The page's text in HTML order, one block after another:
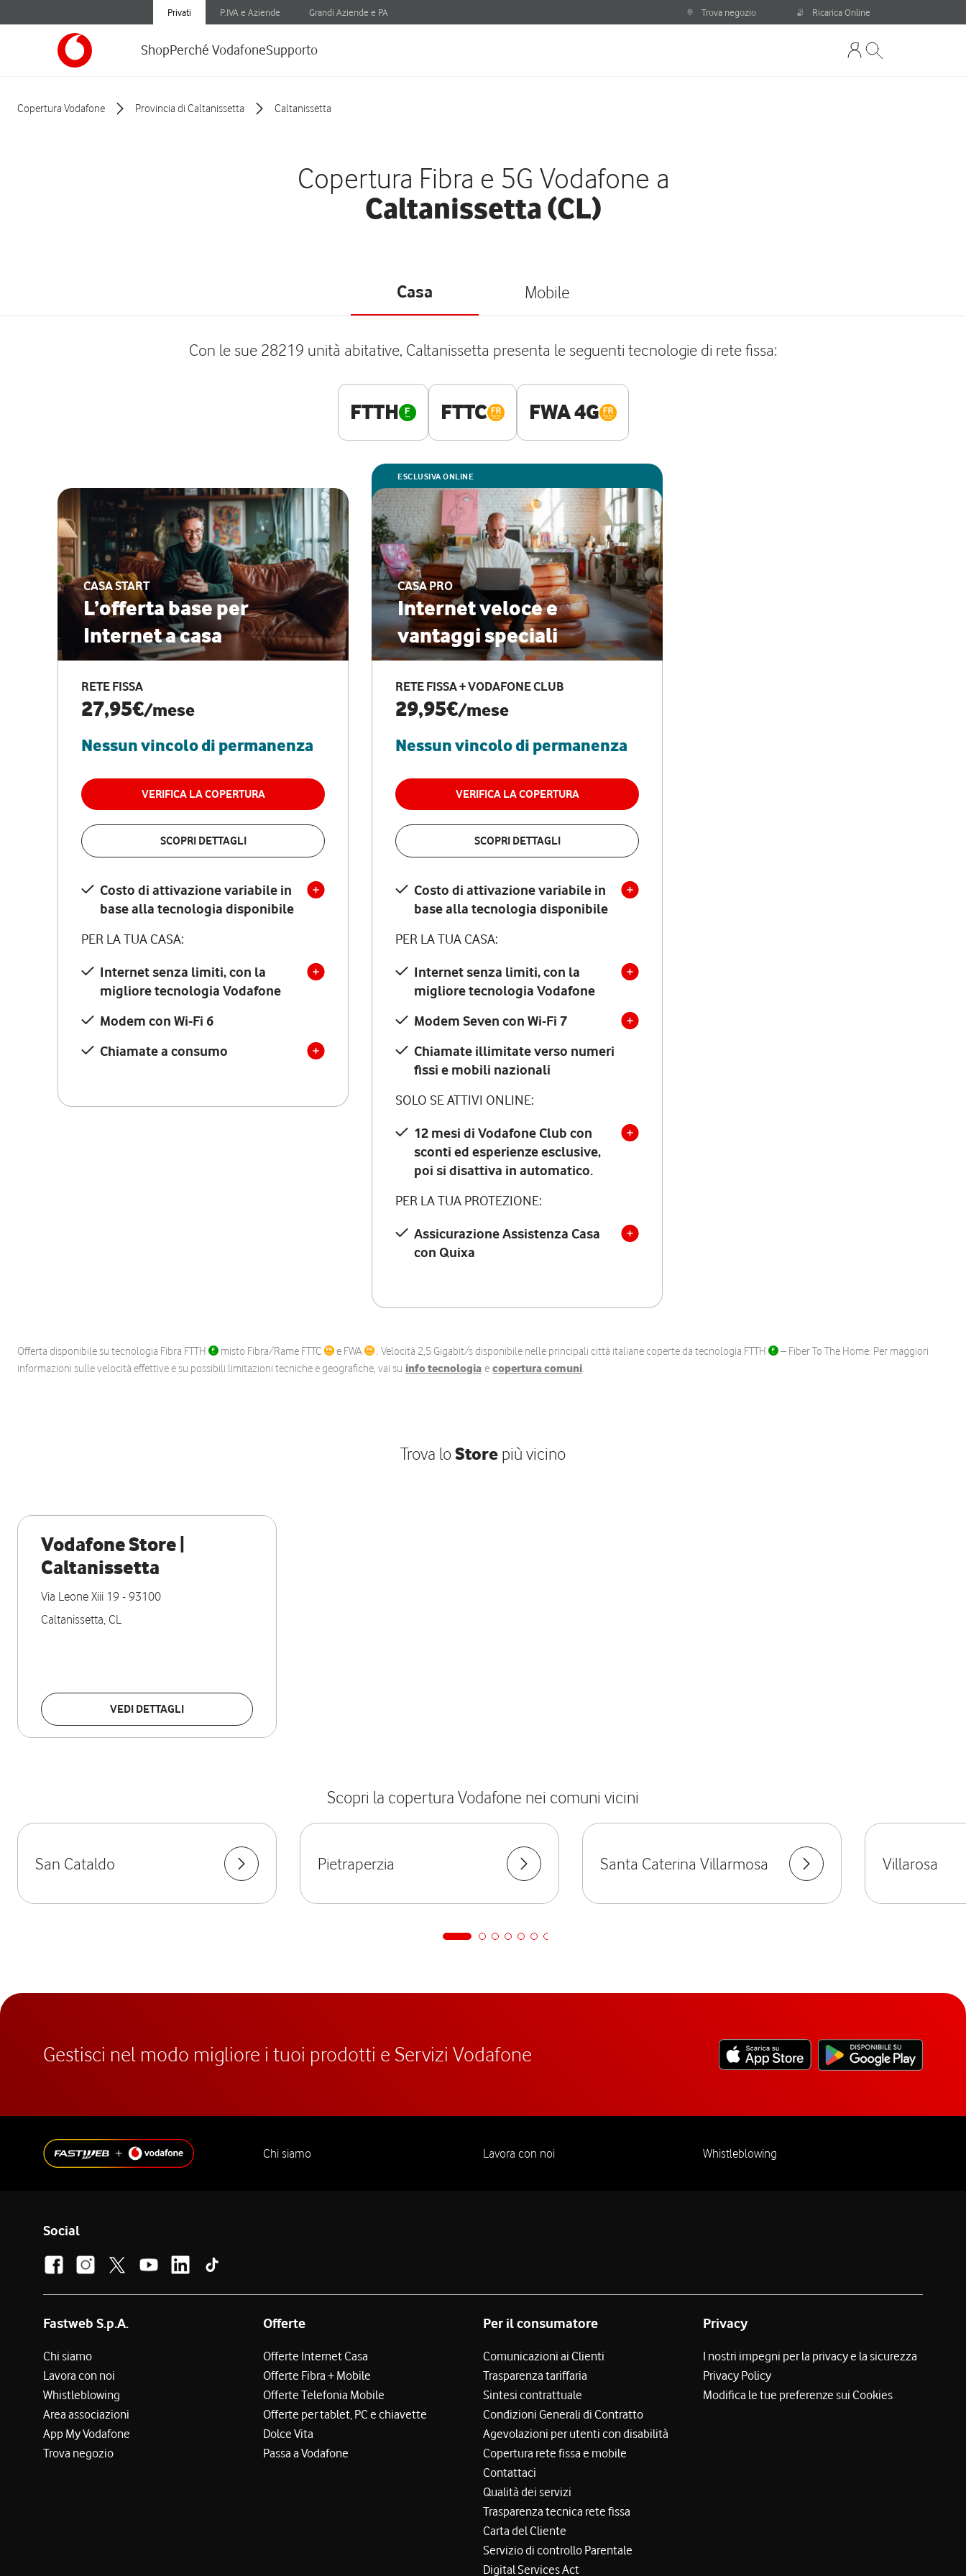
Privati P.IVA e Aziende Grandi Aziende e PA Trova negozio Ricarica Online
ShopPerché VodafoneSupporto
Copertura Vodafone Provincia di Caltanissetta Caltanissetta
Copertura Fibra e 5G Vodafone a
Caltanissetta (CL)
Casa Mobile
Con le sue 28219 unità abitative, Caltanissetta presenta le seguenti tecnologie di rete fissa:
FTTH FTTC FWA 4G
CASA START
L’offerta base per
Internet a casa
RETE FISSA
27,95€/mese
Nessun vincolo di permanenza
VERIFICA LA COPERTURA
SCOPRI DETTAGLI
Costo di attivazione variabile in
base alla tecnologia disponibile
PER LA TUA CASA:
Internet senza limiti, con la
migliore tecnologia Vodafone
Modem con Wi-Fi 6
Chiamate a consumo
ESCLUSIVA ONLINE
CASA PRO
Internet veloce e
vantaggi speciali
RETE FISSA + VODAFONE CLUB
29,95€/mese
Nessun vincolo di permanenza
VERIFICA LA COPERTURA
SCOPRI DETTAGLI
Costo di attivazione variabile in
base alla tecnologia disponibile
PER LA TUA CASA:
Internet senza limiti, con la
migliore tecnologia Vodafone
Modem Seven con Wi-Fi 7
Chiamate illimitate verso numeri
fissi e mobili nazionali
SOLO SE ATTIVI ONLINE:
12 mesi di Vodafone Club con
sconti ed esperienze esclusive,
poi si disattiva in automatico.
PER LA TUA PROTEZIONE:
Assicurazione Assistenza Casa
con Quixa
Offerta disponibile su tecnologia Fibra FTTH misto Fibra/Rame FTTC e FWA . Velocità 2,5 Gigabit/s disponibile nelle principali città italiane coperte da tecnologia FTTH
– Fiber To The Home. Per maggiori
informazioni sulle velocità effettive e su possibili limitazioni tecniche e geografiche, vai su info tecnologia e copertura comuni.
Trova loStore più vicino
Vodafone Store |
Caltanissetta
Via Leone Xiii 19 - 93100
Caltanissetta, CL
VEDI DETTAGLI
Scopri la copertura Vodafone nei comuni vicini
San Cataldo Pietraperzia Santa Caterina Villarmosa Villarosa
Gestisci nel modo migliore i tuoi prodotti e Servizi Vodafone
Chi siamo Lavora con noi Whistleblowing
Social
Fastweb S.p.A.
Chi siamo
Lavora con noi
Whistleblowing
Area associazioni
App My Vodafone
Trova negozio
Offerte
Offerte Internet Casa
Offerte Fibra + Mobile
Offerte Telefonia Mobile
Offerte per tablet, PC e chiavette
Dolce Vita
Passa a Vodafone
Per il consumatore
Comunicazioni ai Clienti
Trasparenza tariffaria
Sintesi contrattuale
Condizioni Generali di Contratto
Agevolazioni per utenti con disabilità
Copertura rete fissa e mobile
Contattaci
Qualità dei servizi
Trasparenza tecnica rete fissa
Carta del Cliente
Servizio di controllo Parentale
Digital Services Act
Privacy
I nostri impegni per la privacy e la sicurezza
Privacy Policy
Modifica le tue preferenze sui Cookies